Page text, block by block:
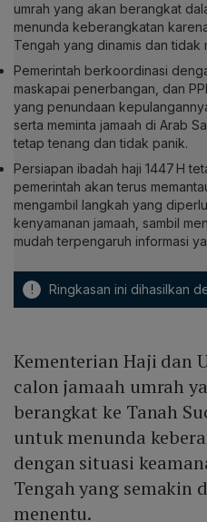
umrah yang akan berangkat
menunda keberangkatan
Tengah yang dinamis dan tidak
Pemerintah berkoordinasi
maskapai penerbangan, dan
yang penundaan
serta meminta jamaah di Arab
tetap tenang dan tidak panik.
Persiapan ibadah haji 1447 H
pemerintah akan terus
mengambil langkah yang
kenyamanan jamaah, sambil
mudah terpengaruh informasi
! Ringkasan ini dihasilkan
Kementerian Haji dan
calon jamaah umrah
berangkat ke Tanah
untuk menunda
dengan situasi
Tengah yang semakin
menentu.